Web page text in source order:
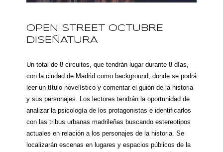
OPEN STREET OCTUBRE
DISEÑATURA
Un total de 8 circuitos, que tendrán lugar durante 8 días,
con la ciudad de Madrid como background, donde se podrá
leer un título novelístico y comentar el guión de la historia
y sus personajes. Los lectores tendrán la oportunidad de
analizar la psicología de los protagonistas e identificarlos
con las tribus urbanas madrileñas buscando estereotipos
actuales en relación a los personajes de la historia. Se
localizarán escenas en lugares y espacios públicos de la